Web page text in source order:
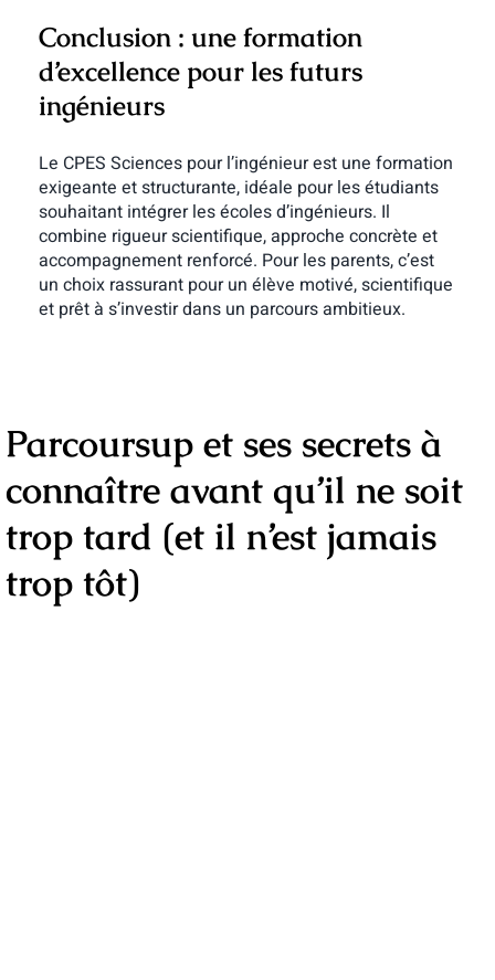
Conclusion : une formation
d’excellence pour les futurs
ingénieurs
Le CPES Sciences pour l’ingénieur est une formation
exigeante et structurante, idéale pour les étudiants
souhaitant intégrer les écoles d’ingénieurs. Il
combine rigueur scientifique, approche concrète et
accompagnement renforcé. Pour les parents, c’est
un choix rassurant pour un élève motivé, scientifique
et prêt à s’investir dans un parcours ambitieux.
Parcoursup et ses secrets à
connaître avant qu’il ne soit
trop tard (et il n’est jamais
trop tôt)